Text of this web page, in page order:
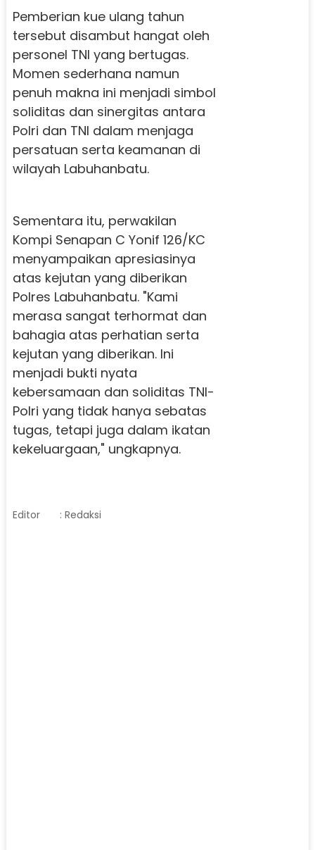
Pemberian kue ulang tahun
tersebut disambut hangat oleh
personel TNI yang bertugas.
Momen sederhana namun
penuh makna ini menjadi simbol
soliditas dan sinergitas antara
Polri dan TNI dalam menjaga
persatuan serta keamanan di
wilayah Labuhanbatu.
Sementara itu, perwakilan
Kompi Senapan C Yonif 126/KC
menyampaikan apresiasinya
atas kejutan yang diberikan
Polres Labuhanbatu. "Kami
merasa sangat terhormat dan
bahagia atas perhatian serta
kejutan yang diberikan. Ini
menjadi bukti nyata
kebersamaan dan soliditas TNI-
Polri yang tidak hanya sebatas
tugas, tetapi juga dalam ikatan
kekeluargaan," ungkapnya.
Editor : Redaksi